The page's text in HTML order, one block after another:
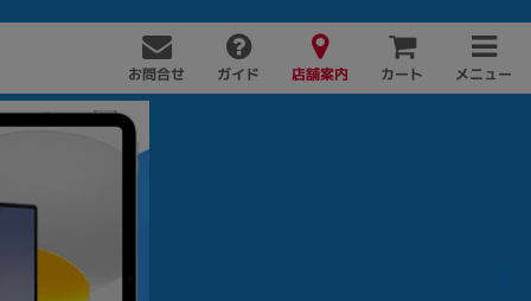
お問合せ ガイド 店舗案内 カート メニュー